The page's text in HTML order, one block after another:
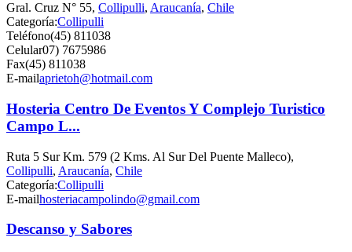
Gral. Cruz N° 55, Collipulli, Araucanía, Chile
Categoría:Collipulli
Teléfono(45) 811038
Celular07) 7675986
Fax(45) 811038
E-mailaprietoh@hotmail.com
Hosteria Centro De Eventos Y Complejo Turistico
Campo L...
Ruta 5 Sur Km. 579 (2 Kms. Al Sur Del Puente Malleco),
Collipulli, Araucanía, Chile
Categoría:Collipulli
E-mailhosteriacampolindo@gmail.com
Descanso y Sabores